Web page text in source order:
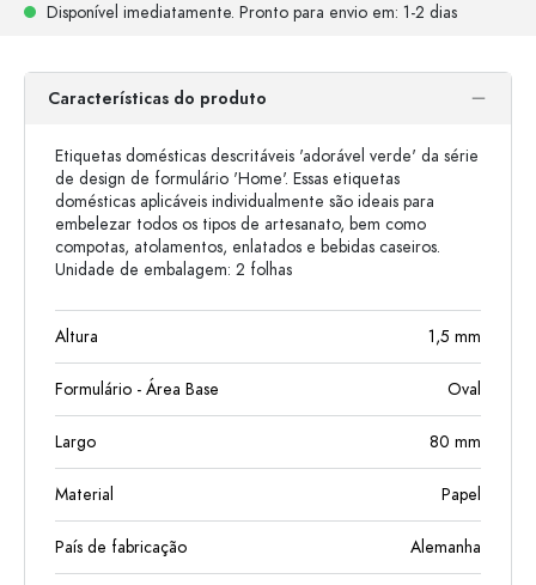
Disponível imediatamente. Pronto para envio em: 1-2 dias
Características do produto
Etiquetas domésticas descritáveis ​​'adorável verde' da série
de design de formulário 'Home'. Essas etiquetas
domésticas aplicáveis ​​individualmente são ideais para
embelezar todos os tipos de artesanato, bem como
compotas, atolamentos, enlatados e bebidas caseiros.
Unidade de embalagem: 2 folhas
Altura 1,5 mm
Formulário - Área Base Oval
Largo 80 mm
Material Papel
País de fabricação Alemanha